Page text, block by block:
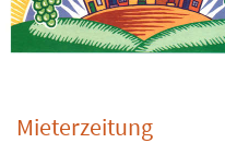
Mieterzeitung